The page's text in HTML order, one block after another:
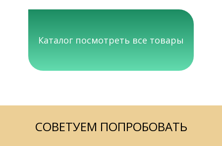
Каталог посмотреть все товары
СОВЕТУЕМ ПОПРОБОВАТЬ